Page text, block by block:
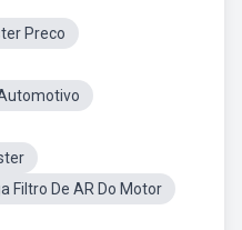
Preco
Filtro De AR Do Motor